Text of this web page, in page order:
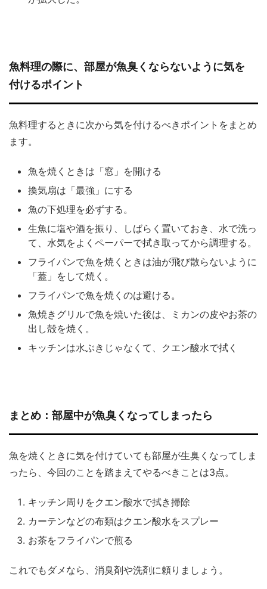
魚料理の際に、部屋が魚臭くならないように気を
付けるポイント
魚料理するときに次から気を付けるべきポイントをまとめ
ます。
魚を焼くときは「窓」を開ける
換気扇は「最強」にする
魚の下処理を必ずする。
生魚に塩や酒を振り、しばらく置いておき、水で洗っ
て、水気をよくペーパーで拭き取ってから調理する。
フライパンで魚を焼くときは油が飛び散らないように
「蓋」をして焼く。
フライパンで魚を焼くのは避ける。
魚焼きグリルで魚を焼いた後は、ミカンの皮やお茶の
出し殻を焼く。
キッチンは水ぶきじゃなくて、クエン酸水で拭く
まとめ：部屋中が魚臭くなってしまったら
魚を焼くときに気を付けていても部屋が生臭くなってしま
ったら、今回のことを踏まえてやるべきことは3点。
キッチン周りをクエン酸水で拭き掃除
カーテンなどの布類はクエン酸水をスプレー
お茶をフライパンで煎る
これでもダメなら、消臭剤や洗剤に頼りましょう。